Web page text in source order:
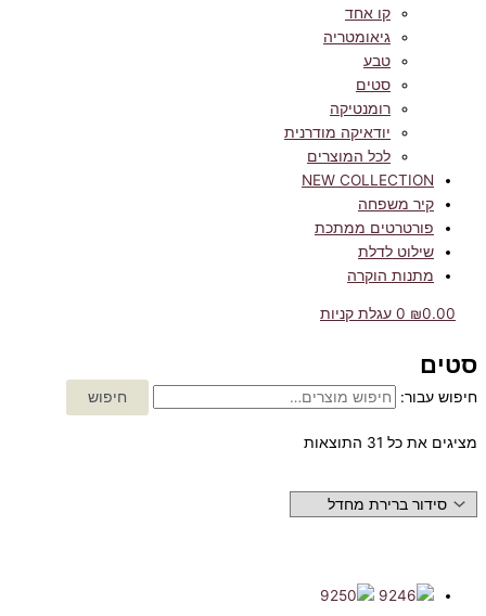
קו אחד
גיאומטריה
טבע
סטים
רומנטיקה
יודאיקה מודרנית
לכל המוצרים
NEW COLLECTION
קיר משפחה
פורטרטים ממתכת
שילוט לדלת
מתנות הוקרה
₪0.00
0 עגלת קניות
סטים
חיפוש עבור: חיפוש
מציגים את כל ⁦31⁩ התוצאות